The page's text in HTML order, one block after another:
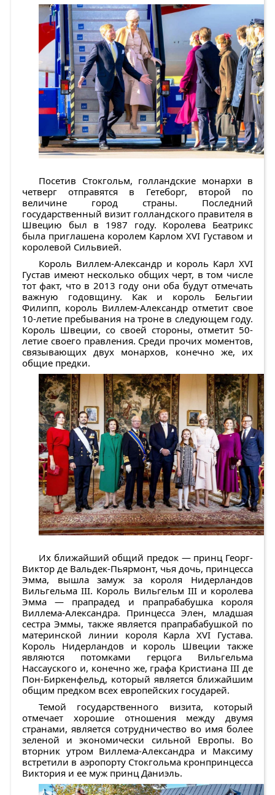
Посетив Стокгольм, голландские монархи в
четверг отправятся в Гетеборг, второй по
величине город страны. Последний
государственный визит голландского правителя в
Швецию был в 1987 году. Королева Беатрикс
была приглашена королем Карлом XVI Густавом и
королевой Сильвией.
Король Виллем-Александр и король Карл XVI
Густав имеют несколько общих черт, в том числе
тот факт, что в 2013 году они оба будут отмечать
важную годовщину. Как и король Бельгии
Филипп, король Виллем-Александр отметит свое
10-летие пребывания на троне в следующем году.
Король Швеции, со своей стороны, отметит 50-
летие своего правления. Среди прочих моментов,
связывающих двух монархов, конечно же, их
общие предки.
Их ближайший общий предок — принц Георг-
Виктор де Вальдек-Пьярмонт, чья дочь, принцесса
Эмма, вышла замуж за короля Нидерландов
Вильгельма III. Король Вильгельм III и королева
Эмма — прапрадед и прапрабабушка короля
Виллема-Александра. Принцесса Элен, младшая
сестра Эммы, также является прапрабабушкой по
материнской линии короля Карла XVI Густава.
Король Нидерландов и король Швеции также
являются потомками герцога Вильгельма
Нассауского и, конечно же, графа Кристиана III де
Пон-Биркенфельд, который является ближайшим
общим предком всех европейских государей.
Темой государственного визита, который
отмечает хорошие отношения между двумя
странами, является сотрудничество во имя более
зеленой и экономически сильной Европы. Во
вторник утром Виллема-Александра и Максиму
встретили в аэропорту Стокгольма кронпринцесса
Виктория и ее муж принц Даниэль.